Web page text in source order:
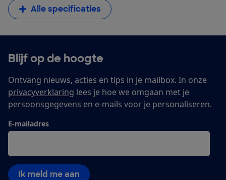
Alle specificaties
Blijf op de hoogte
Ontvang nieuws, acties en tips in je mailbox. In onze
privacyverklaring lees je hoe we omgaan met je
persoonsgegevens en e-mails voor je personaliseren.
E-mailadres
Ik meld me aan